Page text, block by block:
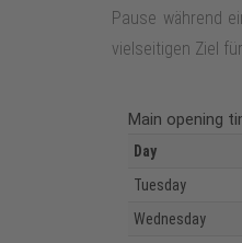
Pause während
vielseitigen Ziel
Main opening
Day
Tuesday
Wednesday